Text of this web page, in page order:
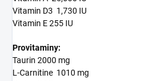
Vitamin D3 1,730 IU
Vitamin E 255 IU
Provitaminy:
Taurin 2000 mg
L-Carnitine 1010 mg